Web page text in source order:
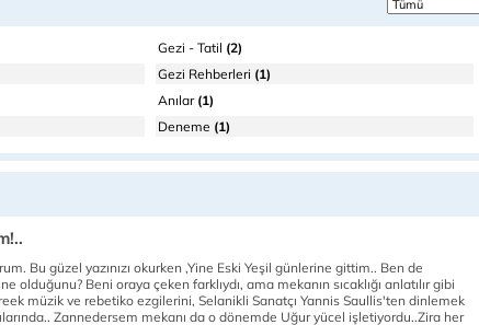
Gezi - Tatil (2)
Gezi Rehberleri (1)
Anılar(1)
Deneme (1)
Bu güzel yazınızı okurken ,Yine Eski Yeşil günlerine gittim.. Ben de
olduğunu? Beni oraya çeken farklıydı, ama mekanın sıcaklığı anlatılır gibi
müzik ve rebetiko ezgilerini, Selanikli Sanatçı Yannis Saullis'ten dinlemek
Zannedersem mekanı da o dönemde Uğur yücel işletiyordu..Zira her